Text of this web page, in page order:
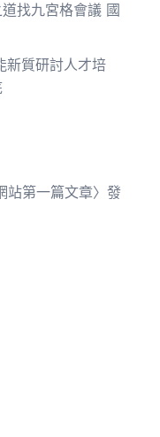
找九宮格會議 國
新質研討人才培
站第一篇文章〉發